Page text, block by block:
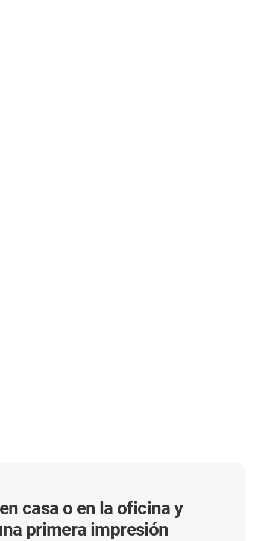
casa o en la oficina y
primera impresión